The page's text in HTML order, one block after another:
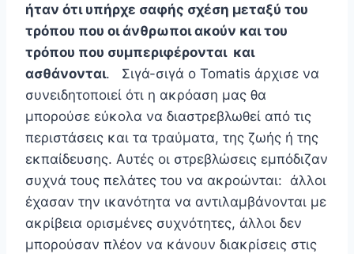
ήταν ότι υπήρχε σαφής σχέση μεταξύ του
τρόπου που οι άνθρωποι ακούν και του
τρόπου που συμπεριφέρονται και
ασθάνονται. Σιγά-σιγά ο Tomatis άρχισε να
συνειδητοποιεί ότι η ακρόαση μας θα
μπορούσε εύκολα να διαστρεβλωθεί από τις
περιστάσεις και τα τραύματα, της ζωής ή της
εκπαίδευσης. Αυτές οι στρεβλώσεις εμπόδιζαν
συχνά τους πελάτες του να ακροώνται: άλλοι
έχασαν την ικανότητα να αντιλαμβάνονται με
ακρίβεια ορισμένες συχνότητες, άλλοι δεν
μπορούσαν πλέον να κάνουν διακρίσεις στις